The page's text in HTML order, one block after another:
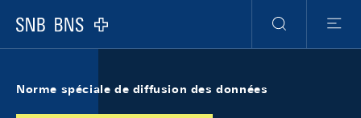
Logo
RechercheMenu
Norme spéciale de diffusion des données